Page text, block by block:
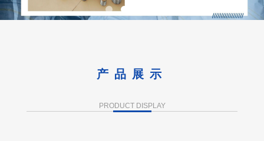
产品展示
PRODUCT DISPLAY